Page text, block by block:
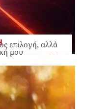
επιλογή, αλλά
μου